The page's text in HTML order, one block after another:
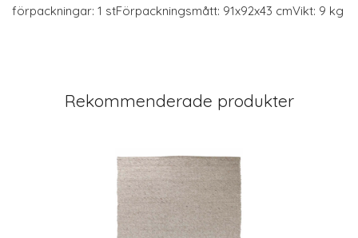
förpackningar: 1 stFörpackningsmått: 91x92x43 cmVikt: 9 kg
Rekommenderade produkter